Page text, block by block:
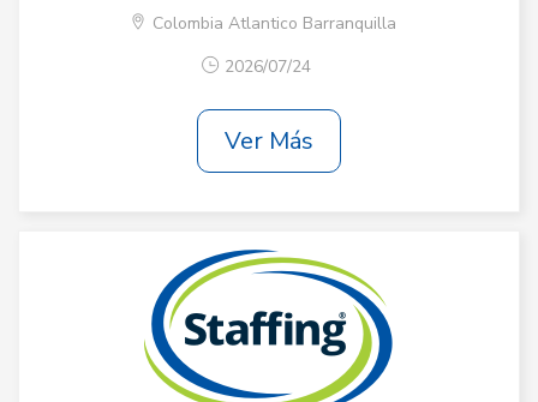
Colombia Atlantico Barranquilla
2026/07/24
Ver Más